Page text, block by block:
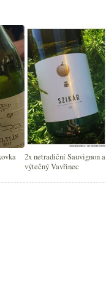
2x netradiční Sauvignon a
výtečný Vavřinec